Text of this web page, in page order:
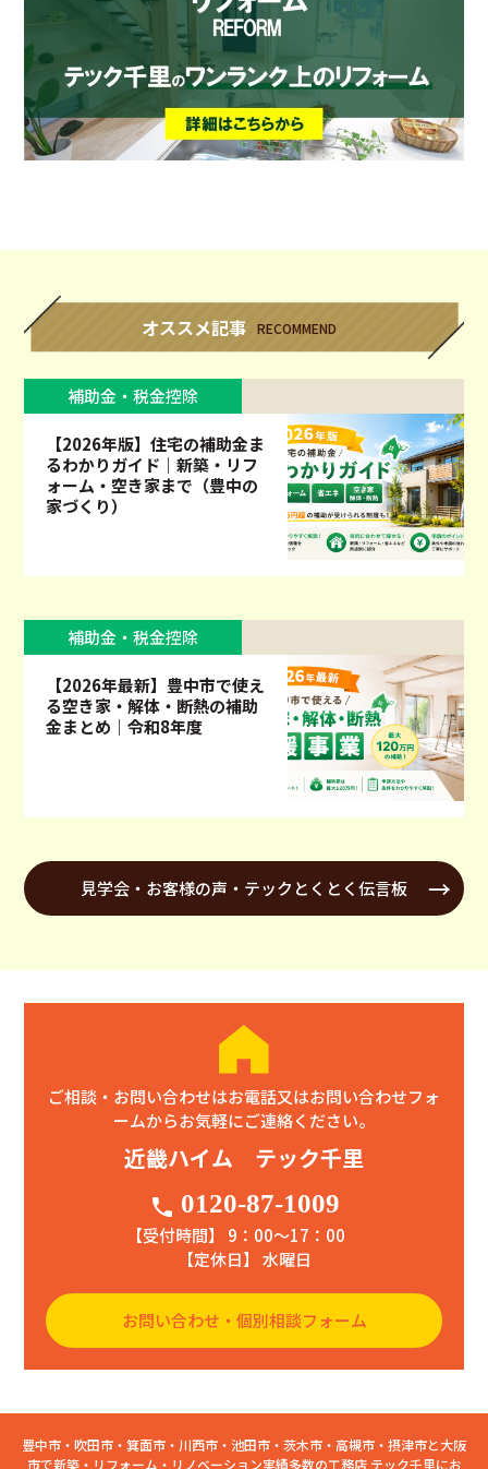
オススメ記事 RECOMMEND
補助金・税金控除
【2026年版】住宅の補助金ま
るわかりガイド｜新築・リフ
ォーム・空き家まで（豊中の
家づくり）
補助金・税金控除
【2026年最新】豊中市で使え
る空き家・解体・断熱の補助
金まとめ｜令和8年度
見学会・お客様の声・テックとくとく伝言板
ご相談・お問い合わせはお電話又はお問い合わせフォ
ームからお気軽にご連絡ください。
近畿ハイム テック千里
phone 0120-87-1009
【受付時間】 9：00〜17：00
【定休日】 水曜日
お問い合わせ・個別相談フォーム
豊中市・吹田市・箕面市・川西市・池田市・茨木市・高槻市・摂津市と大阪
市で新築・リフォーム・リノベーション実績多数の工務店 テック千里にお